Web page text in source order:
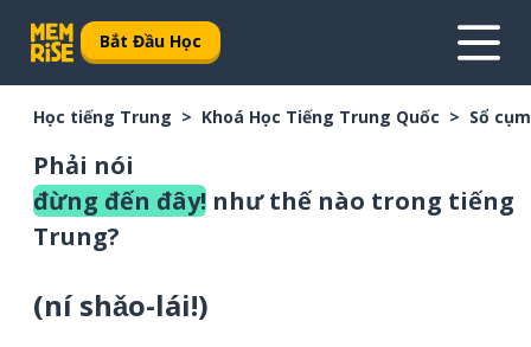
Bắt Đầu Học
Học tiếng Trung Khoá Học Tiếng Trung Quốc Sổ
Phải nói
đừng đến đây! như thế nào trong tiếng
Trung?
(ní shǎo-lái!)